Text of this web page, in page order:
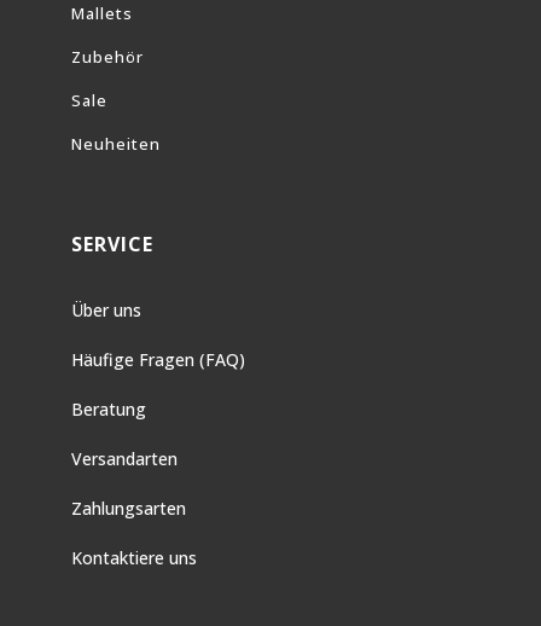
Mallets
Zubehör
Sale
Neuheiten
SERVICE
Über uns
Häufige Fragen (FAQ)
Beratung
Versandarten
Zahlungsarten
Kontaktiere uns